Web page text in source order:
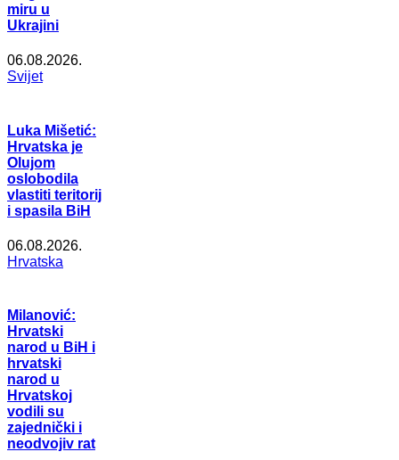
miru u
Ukrajini
06.08.2026.
Svijet
Luka Mišetić:
Hrvatska je
Olujom
oslobodila
vlastiti teritorij
i spasila BiH
06.08.2026.
Hrvatska
Milanović:
Hrvatski
narod u BiH i
hrvatski
narod u
Hrvatskoj
vodili su
zajednički i
neodvojiv rat